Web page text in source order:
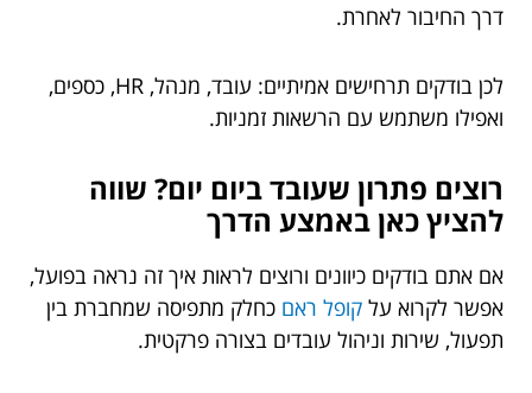
דרך החיבור לאחרת.
לכן בודקים תרחישים אמיתיים: עובד, מנהל, HR, כספים,
ואפילו משתמש עם הרשאות זמניות.
רוצים פתרון שעובד ביום יום? שווה
להציץ כאן באמצע הדרך
אם אתם בודקים כיוונים ורוצים לראות איך זה נראה בפועל,
אפשר לקרוא על קופל ראם כחלק מתפיסה שמחברת בין
תפעול, שירות וניהול עובדים בצורה פרקטית.